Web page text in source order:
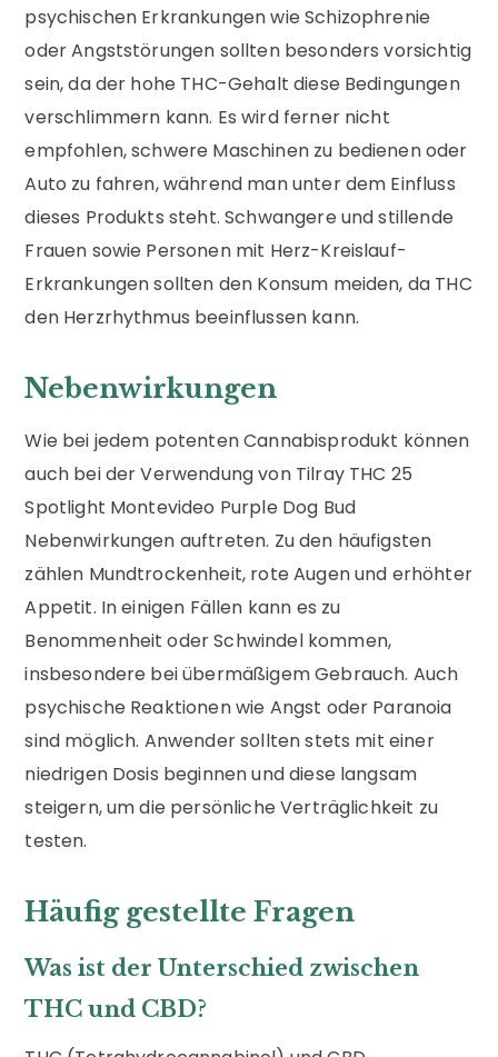
psychischen Erkrankungen wie Schizophrenie
oder Angststörungen sollten besonders vorsichtig
sein, da der hohe THC-Gehalt diese Bedingungen
verschlimmern kann. Es wird ferner nicht
empfohlen, schwere Maschinen zu bedienen oder
Auto zu fahren, während man unter dem Einfluss
dieses Produkts steht. Schwangere und stillende
Frauen sowie Personen mit Herz-Kreislauf-
Erkrankungen sollten den Konsum meiden, da THC
den Herzrhythmus beeinflussen kann.
Nebenwirkungen
Wie bei jedem potenten Cannabisprodukt können
auch bei der Verwendung von Tilray THC 25
Spotlight Montevideo Purple Dog Bud
Nebenwirkungen auftreten. Zu den häufigsten
zählen Mundtrockenheit, rote Augen und erhöhter
Appetit. In einigen Fällen kann es zu
Benommenheit oder Schwindel kommen,
insbesondere bei übermäßigem Gebrauch. Auch
psychische Reaktionen wie Angst oder Paranoia
sind möglich. Anwender sollten stets mit einer
niedrigen Dosis beginnen und diese langsam
steigern, um die persönliche Verträglichkeit zu
testen.
Häufig gestellte Fragen
Was ist der Unterschied zwischen
THC und CBD?